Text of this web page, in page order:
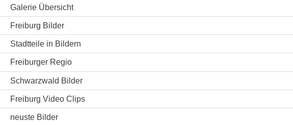
Galerie Übersicht
Freiburg Bilder
Stadtteile in Bildern
Freiburger Regio
Schwarzwald Bilder
Freiburg Video Clips
neuste Bilder